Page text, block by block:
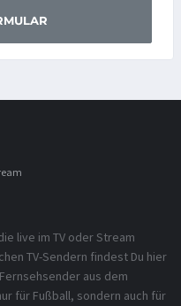
live im TV oder Stream
TV-Sendern findest Du hier
aus dem
für Fußball, sondern auch für